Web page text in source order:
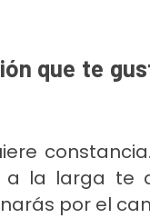
que te
la larga te
por el